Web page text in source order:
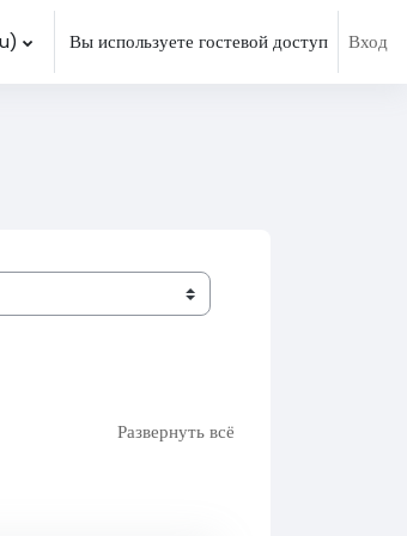
строки
Вы используете гостевой доступ Вход
Развернуть всё